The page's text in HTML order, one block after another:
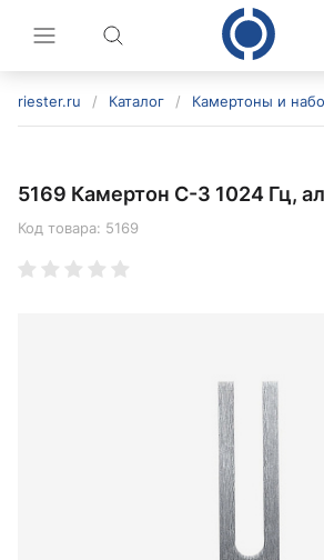
riester.ru / Каталог / Камертоны и
5169 Камертон C-3 1024 Гц,
Код товара: 5169
политикой конфиденциальности